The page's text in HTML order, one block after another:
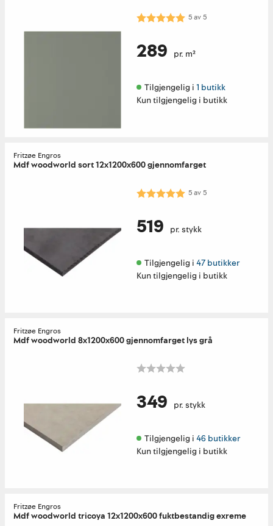
Karakter: 5.0 av 5 mulige
5av5
289 pr. m²
Tilgjengelig i 1 butikk
Kun tilgjengelig i butikk
Fritzøe Engros
Mdf woodworld sort 12x1200x600 gjennomfarget
Karakter: 5.0 av 5 mulige
5av5
519 pr. stykk
Tilgjengelig i 47 butikker
Kun tilgjengelig i butikk
Fritzøe Engros
Mdf woodworld 8x1200x600 gjennomfarget lys grå
349 pr. stykk
Tilgjengelig i 46 butikker
Kun tilgjengelig i butikk
Fritzøe Engros
Mdf woodworld tricoya 12x1200x600 fuktbestandig exreme